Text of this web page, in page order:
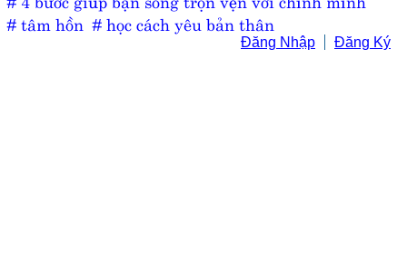
# tâm hồn # học cách yêu bản thân
Đăng Nhập Đăng Ký